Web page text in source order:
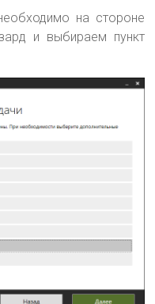
на стороне
и выбираем пункт